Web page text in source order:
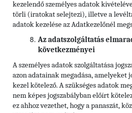
kezelendő személyes adatok
törli (iratokat selejtezi), illetve a
adatok kezelése az Adatkezelőnél
Az adatszolgáltatás
következményei
A személyes adatok szolgáltatása
azon adatainak megadása, amelyeket
kezel kötelező. A szükséges adatok
nem képes jogszabályban előírt
ez ahhoz vezethet, hogy a panaszát,